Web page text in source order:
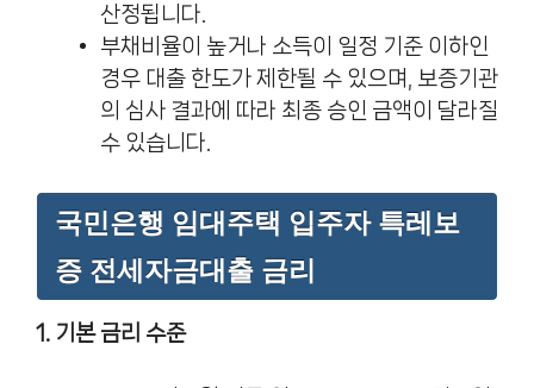
산정됩니다.
부채비율이 높거나 소득이 일정 기준 이하인
경우 대출 한도가 제한될 수 있으며, 보증기관
의 심사 결과에 따라 최종 승인 금액이 달라질
수 있습니다.
국민은행 임대주택 입주자 특레보
증 전세자금대출 금리
1. 기본 금리 수준